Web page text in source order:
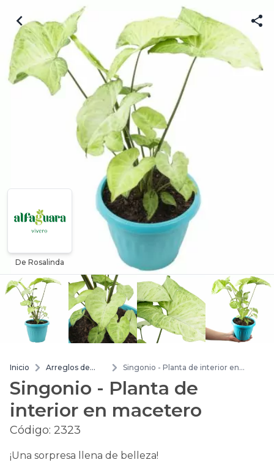
De Rosalinda
Inicio
Arreglos de
Singonio - Planta de interior en
Singonio - Planta de
interior en macetero
Código: 2323
¡Una sorpresa llena de belleza!